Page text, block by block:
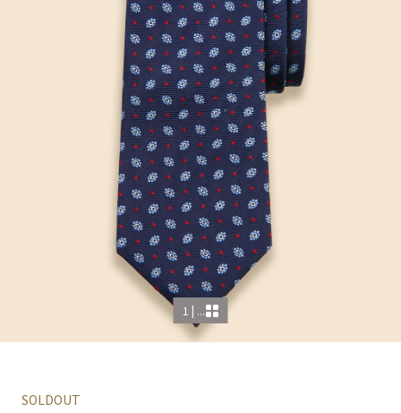
1 | ...
SOLDOUT